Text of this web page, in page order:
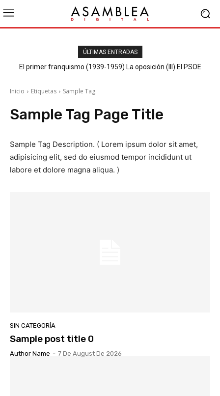
ÚLTIMAS ENTRADAS
El primer franquismo (1939-1959) La oposición (III) El PSOE
Inicio Etiquetas Sample Tag
Sample Tag Page Title
Sample Tag Description. ( Lorem ipsum dolor sit amet,
adipisicing elit, sed do eiusmod tempor incididunt ut
labore et dolore magna aliqua. )
SIN CATEGORÍA
Sample post title 0
Author Name - 7 De August De 2026